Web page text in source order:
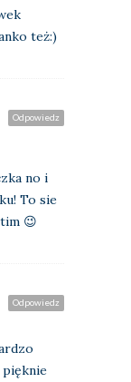
też:)
Odpowiedz
no i
To sie
😉
Odpowiedz